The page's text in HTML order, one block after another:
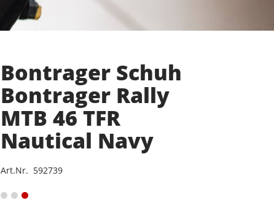
Bontrager Schuh
Bontrager Rally
MTB 46 TFR
Nautical Navy
Art.Nr. 592739